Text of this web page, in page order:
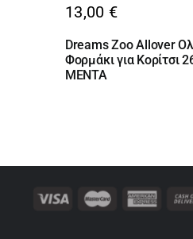
13,00 €
Dreams Zoo Allover
Φορμάκι για Κορίτσι
MENTA